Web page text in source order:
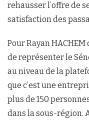
rehausser l’offre de
satisfaction des
Pour Rayan HACHEM
de représenter le
au niveau de la
que c’est une
plus de 150
dans la sous-région.